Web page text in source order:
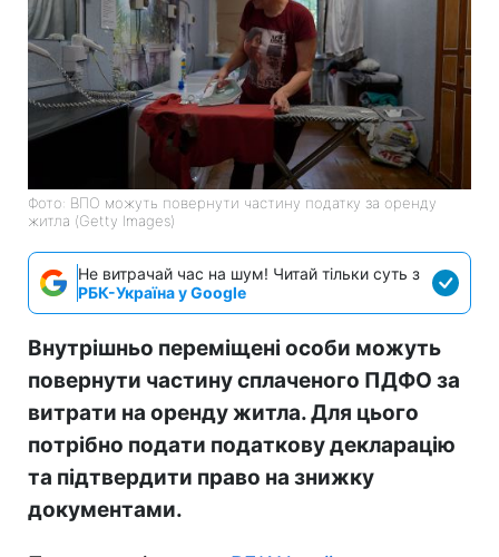
Фото: ВПО можуть повернути частину податку за оренду
житла (Getty Images)
Не витрачай час на шум! Читай тільки суть з
РБК-Україна у Google
Внутрішньо переміщені особи можуть
повернути частину сплаченого ПДФО за
витрати на оренду житла. Для цього
потрібно подати податкову декларацію
та підтвердити право на знижку
документами.